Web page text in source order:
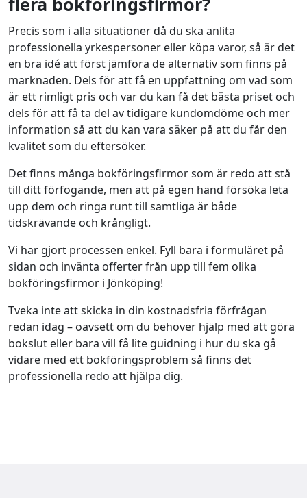
Precis som i alla situationer då du ska anlita
professionella yrkespersoner eller köpa varor, så är det
en bra idé att först jämföra de alternativ som finns på
marknaden. Dels för att få en uppfattning om vad som
är ett rimligt pris och var du kan få det bästa priset och
dels för att få ta del av tidigare kundomdöme och mer
information så att du kan vara säker på att du får den
kvalitet som du eftersöker.
Det finns många bokföringsfirmor som är redo att stå
till ditt förfogande, men att på egen hand försöka leta
upp dem och ringa runt till samtliga är både
tidskrävande och krångligt.
Vi har gjort processen enkel. Fyll bara i formuläret på
sidan och invänta offerter från upp till fem olika
bokföringsfirmor i Jönköping!
Tveka inte att skicka in din kostnadsfria förfrågan
redan idag – oavsett om du behöver hjälp med att göra
bokslut eller bara vill få lite guidning i hur du ska gå
vidare med ett bokföringsproblem så finns det
professionella redo att hjälpa dig.